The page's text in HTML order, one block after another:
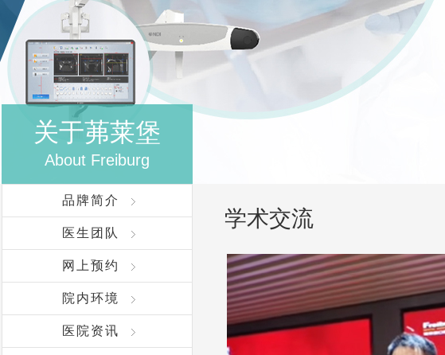
关于茀莱堡
About Freiburg
品牌简介
医生团队
网上预约
院内环境
医院资讯
学术交流